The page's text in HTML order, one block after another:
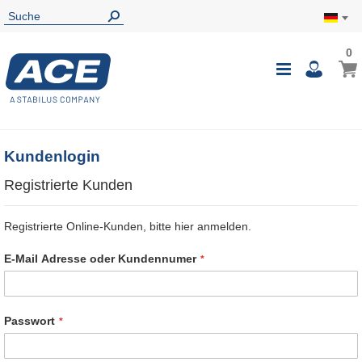
00
Kundenlogin
Registrierte Kunden
Registrierte Online-Kunden, bitte hier anmelden.
E-Mail Adresse oder Kundennumer
Passwort